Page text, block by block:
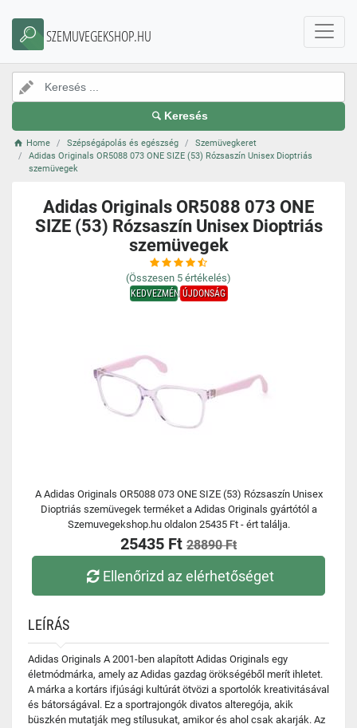
SZEMUVEGEKSHOP.HU
Keresés
Home Szépségápolás és egészség
Szemüvegkeret
Adidas Originals OR5088 073 ONE SIZE (53) Rózsaszín Unisex Dioptriás
szemüvegek
Adidas Originals OR5088 073 ONE
SIZE (53) Rózsaszín Unisex Dioptriás
szemüvegek
(Összesen 5 értékelés)
KEDVEZMÉNYÚJDONSÁG
A Adidas Originals OR5088 073 ONE SIZE (53) Rózsaszín Unisex
Dioptriás szemüvegek terméket a Adidas Originals gyártótól a
Szemuvegekshop.hu oldalon 25435 Ft - ért találja.
25435 Ft 28890 Ft
Ellenőrizd az elérhetőséget
LEÍRÁS
Adidas Originals A 2001-ben alapított Adidas Originals egy
életmódmárka, amely az Adidas gazdag örökségéből merít ihletet.
A márka a kortárs ifjúsági kultúrát ötvözi a sportolók kreativitásával
és bátorságával. Ez a sportrajongók divatos alteregója, akik
büszkén mutatják meg stílusukat, amikor és ahol csak akarják. Az